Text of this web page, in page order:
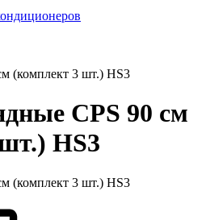
(комплект 3 шт.) HS3
CPS 90 cм
HS3
(комплект 3 шт.) HS3